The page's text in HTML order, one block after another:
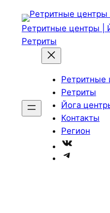
Перейти
содержимому
Ретритные центры |
Ретриты
Ретритные
Ретриты
Йога
Контакты
Регион
Telegram